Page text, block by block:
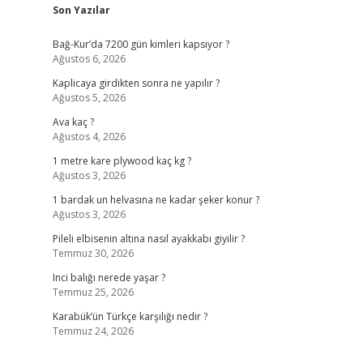
Sidebar
Son Yazılar
Bağ-Kur’da 7200 gün kimleri kapsıyor ?
Ağustos 6, 2026
Kaplicaya girdikten sonra ne yapılır ?
Ağustos 5, 2026
Ava kaç ?
Ağustos 4, 2026
1 metre kare plywood kaç kg ?
Ağustos 3, 2026
1 bardak un helvasına ne kadar şeker konur ?
Ağustos 3, 2026
Pileli elbisenin altına nasıl ayakkabı giyilir ?
Temmuz 30, 2026
Inci balığı nerede yaşar ?
Temmuz 25, 2026
Karabük’ün Türkçe karşılığı nedir ?
Temmuz 24, 2026